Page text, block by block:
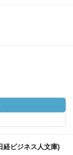
経ビジネス人文庫)